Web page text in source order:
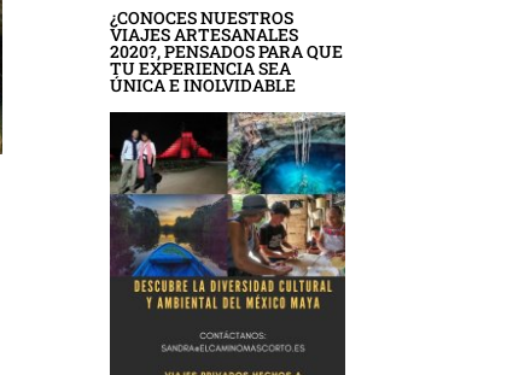
¿CONOCES NUESTROS
VIAJES ARTESANALES
2020?, PENSADOS PARA QUE
TU EXPERIENCIA SEA
ÚNICA E INOLVIDABLE